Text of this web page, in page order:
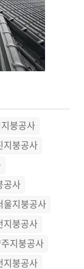
붕공사
지붕공사
공사
울지붕공사
지붕공사
지붕공사
지붕공사